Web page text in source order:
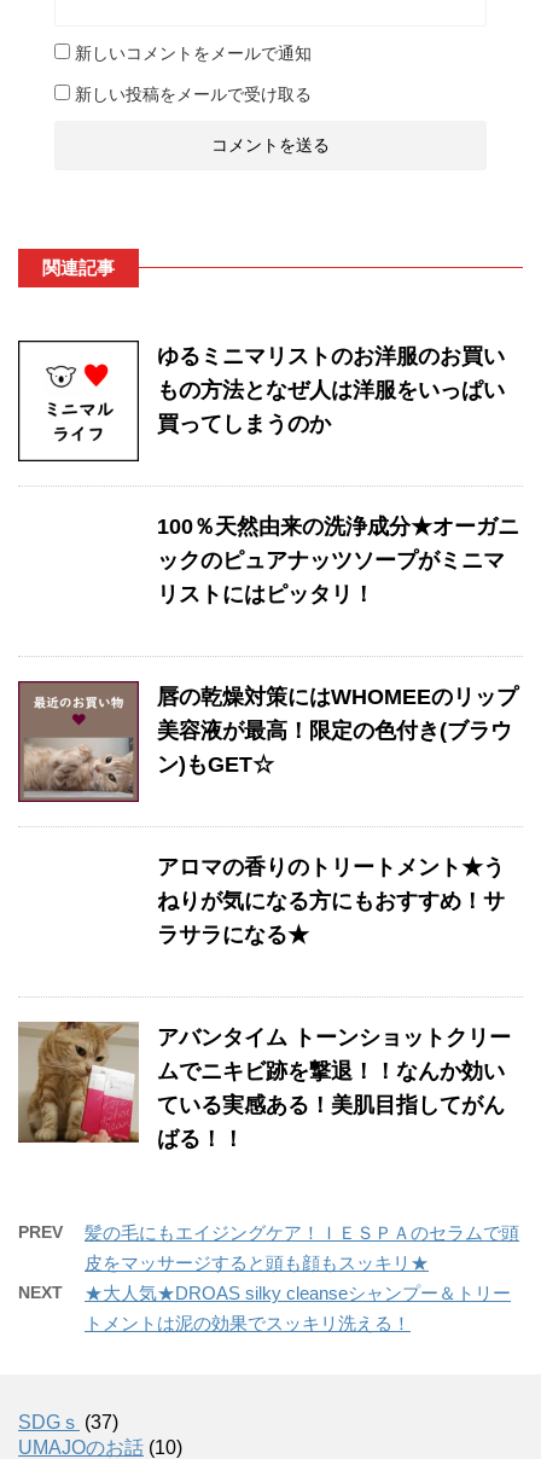
新しいコメントをメールで通知
新しい投稿をメールで受け取る
関連記事
ゆるミニマリストのお洋服のお買い
もの方法となぜ人は洋服をいっぱい
買ってしまうのか
100％天然由来の洗浄成分★オーガニ
ックのピュアナッツソープがミニマ
リストにはピッタリ！
唇の乾燥対策にはWHOMEEのリップ
美容液が最高！限定の色付き(ブラウ
ン)もGET☆
アロマの香りのトリートメント★う
ねりが気になる方にもおすすめ！サ
ラサラになる★
アバンタイム トーンショットクリー
ムでニキビ跡を撃退！！なんか効い
ている実感ある！美肌目指してがん
ばる！！
PREV
髪の毛にもエイジングケア！ＩＥＳＰＡのセラムで頭
皮をマッサージすると頭も顔もスッキリ★
NEXT
★大人気★DROAS silky cleanseシャンプー＆トリー
トメントは泥の効果でスッキリ洗える！
SDGｓ (37)
UMAJOのお話 (10)